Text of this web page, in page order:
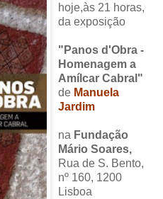
hoje,às 21 horas,
da exposição
"Panos d'Obra -
Homenagem a
Amílcar Cabral"
de Manuela
Jardim
na Fundação
Mário Soares,
Rua de S. Bento,
nº 160, 1200
Lisboa